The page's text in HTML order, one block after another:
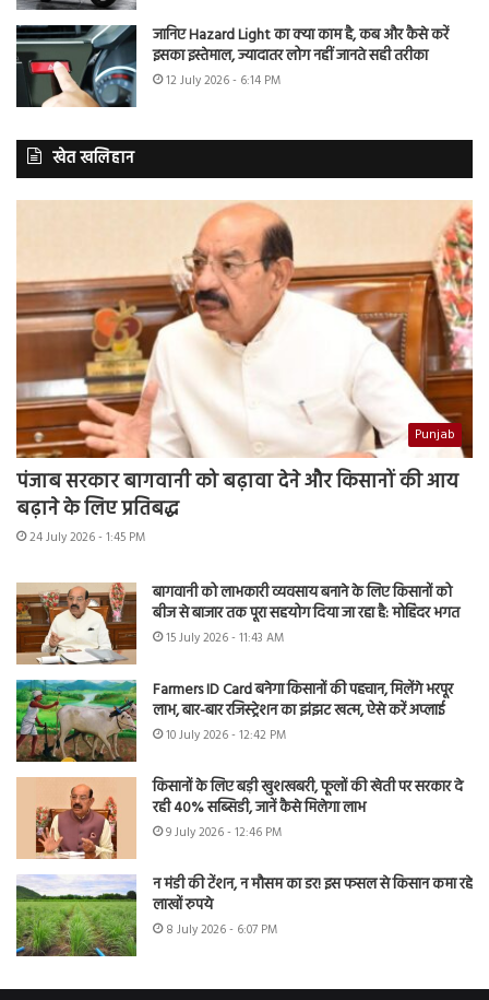
जानिए Hazard Light का क्या काम है, कब और कैसे करें
इसका इस्तेमाल, ज्यादातर लोग नहीं जानते सही तरीका
12 July 2026 - 6:14 PM
खेत खलिहान
Punjab
पंजाब सरकार बागवानी को बढ़ावा देने और किसानों की आय
बढ़ाने के लिए प्रतिबद्ध
24 July 2026 - 1:45 PM
बागवानी को लाभकारी व्यवसाय बनाने के लिए किसानों को
बीज से बाजार तक पूरा सहयोग दिया जा रहा है: मोहिंदर भगत
15 July 2026 - 11:43 AM
Farmers ID Card बनेगा किसानों की पहचान, मिलेंगे भरपूर
लाभ, बार-बार रजिस्ट्रेशन का झंझट खत्म, ऐसे करें अप्लाई
10 July 2026 - 12:42 PM
किसानों के लिए बड़ी खुशखबरी, फूलों की खेती पर सरकार दे
रही 40% सब्सिडी, जानें कैसे मिलेगा लाभ
9 July 2026 - 12:46 PM
न मंडी की टेंशन, न मौसम का डर! इस फसल से किसान कमा रहे
लाखों रुपये
8 July 2026 - 6:07 PM